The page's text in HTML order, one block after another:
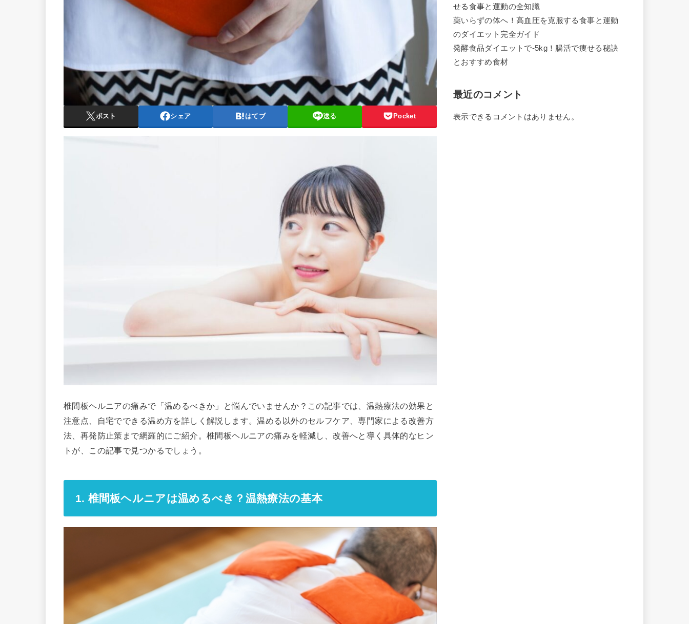
ポスト シェア はてブ 送る Pocket
椎間板ヘルニアの痛みで「温めるべきか」と悩んでいませんか？この記事では、温熱療法の効果と
注意点、自宅でできる温め方を詳しく解説します。温める以外のセルフケア、専門家による改善方
法、再発防止策まで網羅的にご紹介。椎間板ヘルニアの痛みを軽減し、改善へと導く具体的なヒン
トが、この記事で見つかるでしょう。
1. 椎間板ヘルニアは温めるべき？温熱療法の基本
せる食事と運動の全知識
薬いらずの体へ！高血圧を克服する食事と運動
のダイエット完全ガイド
発酵食品ダイエットで-5kg！腸活で痩せる秘訣
とおすすめ食材
最近のコメント
表示できるコメントはありません。